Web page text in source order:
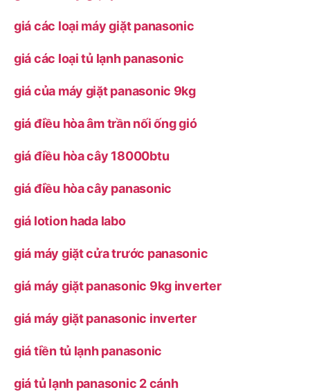
giá các loại máy giặt panasonic
giá các loại tủ lạnh panasonic
giá của máy giặt panasonic 9kg
giá điều hòa âm trần nối ống gió
giá điều hòa cây 18000btu
giá điều hòa cây panasonic
giá lotion hada labo
giá máy giặt cửa trước panasonic
giá máy giặt panasonic 9kg inverter
giá máy giặt panasonic inverter
giá tiền tủ lạnh panasonic
giá tủ lạnh panasonic 2 cánh